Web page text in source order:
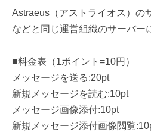
Astraeus（アストライオス）の
などと同じ運営組織のサーバー
■料金表（1ポイント=10円）
メッセージを送る:20pt
新規メッセージを読む:10pt
メッセージ画像添付:10pt
新規メッセージ添付画像閲覧